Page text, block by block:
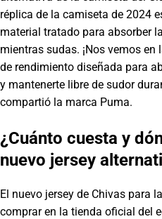
réplica de la camiseta de 2024
material tratado para absorber
mientras sudas. ¡Nos vemos
de rendimiento diseñada para
y mantenerte libre de sudor
compartió la marca Puma.
¿Cuánto cuesta y
nuevo jersey
El nuevo jersey de Chivas para
comprar en la tienda oficial del